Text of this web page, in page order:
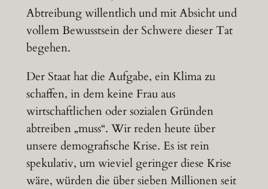
Abtreibung willentlich und mit Absicht und
vollem Bewusstsein der Schwere dieser Tat
begehen.
Der Staat hat die Aufgabe, ein Klima zu
schaffen, in dem keine Frau aus
wirtschaftlichen oder sozialen Gründen
abtreiben „muss“. Wir reden heute über
unsere demografische Krise. Es ist rein
spekulativ, um wieviel geringer diese Krise
wäre, würden die über sieben Millionen seit